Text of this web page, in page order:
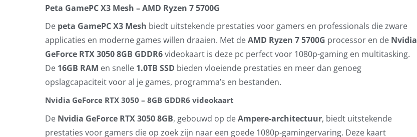
Peta GamePC X3 Mesh – AMD Ryzen 7 5700G
De peta GamePC X3 Mesh biedt uitstekende prestaties voor gamers en professionals die zware
applicaties en moderne games willen draaien. Met deAMD Ryzen 7 5700G processor en de Nvidia
GeForce RTX 3050 8GB GDDR6videokaart is deze pc perfect voor 1080p-gaming en multitasking.
De 16GB RAM en snelle 1.0TB SSD bieden vloeiende prestaties en meer dan genoeg
opslagcapaciteit voor al je games, programma’s en bestanden.
Nvidia GeForce RTX 3050 – 8GB GDDR6 videokaart
De Nvidia GeForce RTX 3050 8GB, gebouwd op deAmpere-architectuur, biedt uitstekende
prestaties voor gamers die op zoek zijn naar een goede 1080p-gamingervaring. Deze kaart